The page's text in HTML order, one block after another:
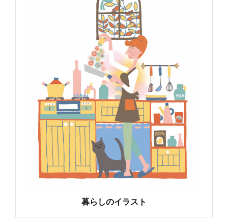
暮らしのイラスト